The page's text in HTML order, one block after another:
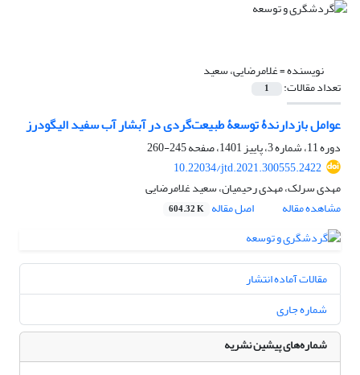
نویسنده =غلامرضایی، سعید
تعداد مقالات: 1
عوامل بازدارندۀ توسعۀ طبیعت‏‌گردی در آبشار آب سفید الیگودرز
دوره 11، شماره 3، پاییز 1401، صفحه
245-260
10.22034/jtd.2021.300555.2422
مهدی سرلک، مهدی رحیمیان، سعید غلامرضایی
مشاهده مقاله
اصل مقاله 604.32 K
مقالات آماده انتشار
شماره جاری
شماره‌های پیشین نشریه